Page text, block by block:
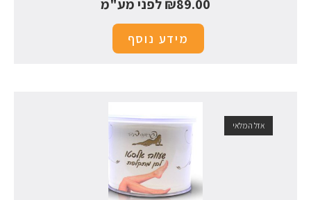
₪89.00 לפני מע"מ
מידע נוסף
אזל המלאי